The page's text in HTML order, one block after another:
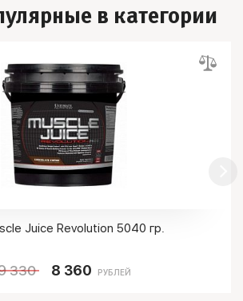
в категории
Juice Revolution 5040 гр.
330 8 360 РУБЛЕЙ